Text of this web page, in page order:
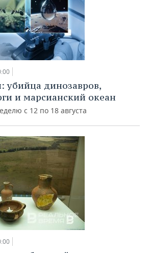
убийца динозавров,
и марсианский океан
с 12 по 18 августа